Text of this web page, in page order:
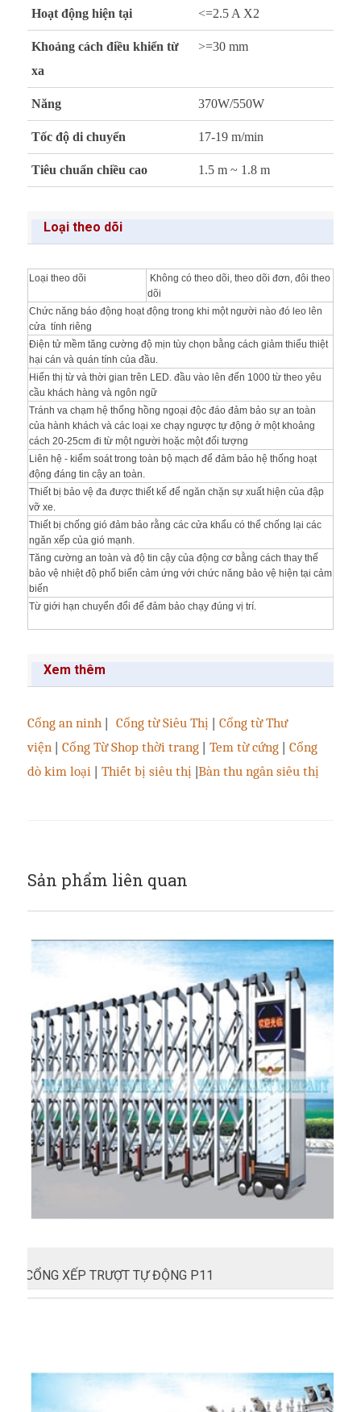
Hoạt động hiện tại <=2.5 A X2
Khoảng cách điều khiển từ
xa
>=30 mm
Năng 370W/550W
Tốc độ di chuyển 17-19 m/min
Tiêu chuẩn chiều cao 1.5 m ~ 1.8 m
Loại theo dõi
Loại theo dõi
Không có theo dõi, theo dõi đơn, đôi theo
dõi
Chức năng báo động hoạt động trong khi một người nào đó leo lên
cửa tính riêng
Điện tử mềm tăng cường độ mịn tùy chọn bằng cách giảm thiểu thiệt
hại cán và quán tính của đầu.
Hiển thị từ và thời gian trên LED. đầu vào lên đến 1000 từ theo yêu
cầu khách hàng và ngôn ngữ
Tránh va chạm hệ thống hồng ngoại độc đáo đảm bảo sự an toàn
của hành khách và các loại xe chạy ngược tự động ở một khoảng
cách 20-25cm đi từ một người hoặc một đối tượng
Liên hệ - kiểm soát trong toàn bộ mạch để đảm bảo hệ thống hoạt
động đáng tin cậy an toàn.
Thiết bị bảo vệ đa được thiết kế để ngăn chặn sự xuất hiện của đập
vỡ xe.
Thiết bị chống gió đảm bảo rằng các cửa khẩu có thể chống lại các
ngăn xếp của gió mạnh.
Tăng cường an toàn và độ tin cậy của động cơ bằng cách thay thế
bảo vệ nhiệt độ phổ biến cảm ứng với chức năng bảo vệ hiện tại cảm
biến
Từ giới hạn chuyển đổi để đảm bảo chạy đúng vị trí.
Xem thêm
Cổng an ninh | Cổng từ Siêu Thị | Cổng từ Thư
viện | Cổng Từ Shop thời trang | Tem từ cứng | Cổng
dò kim loại | Thiết bị siêu thị |Bàn thu ngân siêu thị
Sản phẩm liên quan
CỔNG XẾP TRƯỢT TỰ ĐỘNG P11